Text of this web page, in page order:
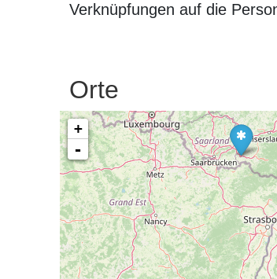
Verknüpfungen auf die
Orte
+
-